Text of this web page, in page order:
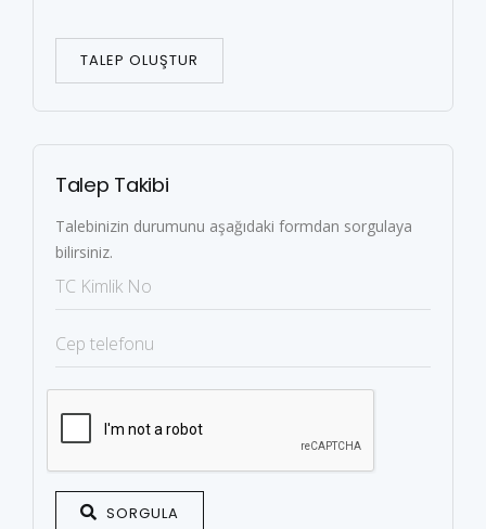
TALEP OLUŞTUR
Talep Takibi
Talebinizin durumunu aşağıdaki formdan sorgulaya
bilirsiniz.
SORGULA